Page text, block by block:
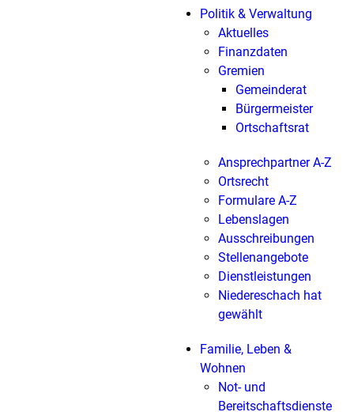
Politik & Verwaltung
Aktuelles
Finanzdaten
Gremien
Gemeinderat
Bürgermeister
Ortschaftsrat
Ansprechpartner A-Z
Ortsrecht
Formulare A-Z
Lebenslagen
Ausschreibungen
Stellenangebote
Dienstleistungen
Niedereschach hat
gewählt
Familie, Leben &
Wohnen
Not- und
Bereitschaftsdienste